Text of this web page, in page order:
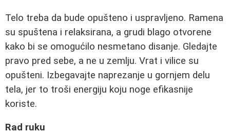
Telo treba da bude opušteno i uspravljeno. Ramena
su spuštena i relaksirana, a grudi blago otvorene
kako bi se omogućilo nesmetano disanje. Gledajte
pravo pred sebe, a ne u zemlju. Vrat i vilice su
opušteni. Izbegavajte naprezanje u gornjem delu
tela, jer to troši energiju koju noge efikasnije
koriste.
Rad ruku